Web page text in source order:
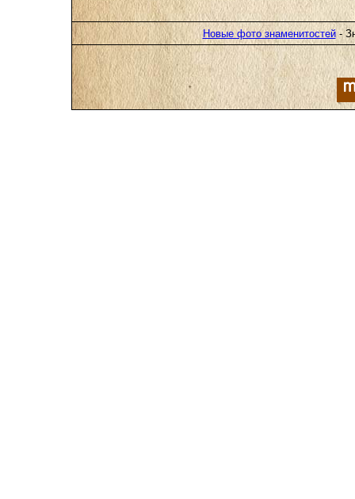
Новые фото знаменитостей-